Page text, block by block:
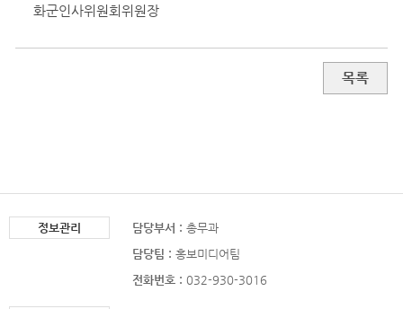
화군인사위원회위원장
목록
정보관리 담당부서 : 총무과
담당팀 : 홍보미디어팀
전화번호 : 032-930-3016